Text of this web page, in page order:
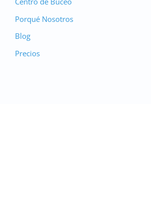
Porqué Nosotros
Blog
Precios